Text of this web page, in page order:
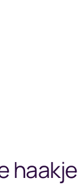
haakje